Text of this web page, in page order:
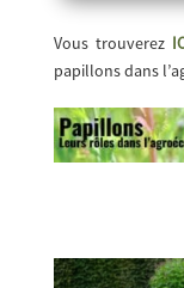
Vous trouverez
papillons dans